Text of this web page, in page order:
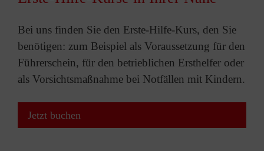
Bei uns finden Sie den Erste-Hilfe-Kurs, den Sie
benötigen: zum Beispiel als Voraussetzung für den
Führerschein, für den betrieblichen Ersthelfer oder
als Vorsichtsmaßnahme bei Notfällen mit Kindern.
Jetzt buchen